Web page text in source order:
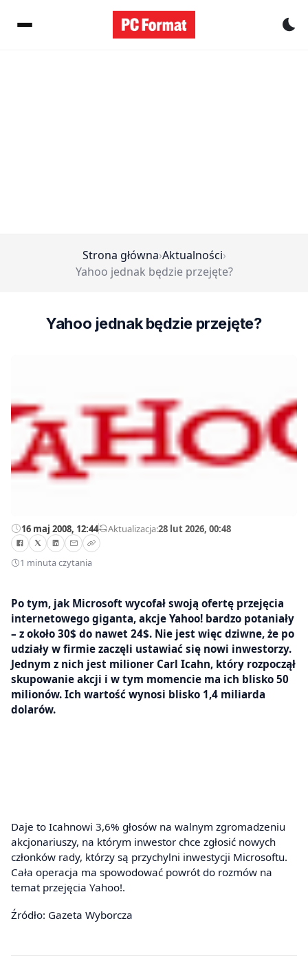
Strona główna›Aktualności›
Yahoo jednak będzie przejęte?
Yahoo jednak będzie przejęte?
16 maj 2008, 12:44—Aktualizacja:28 lut 2026, 00:48
1 minuta czytania
Po tym, jak Microsoft wycofał swoją ofertę przejęcia
internetowego giganta, akcje Yahoo! bardzo potaniały
– z około 30$ do nawet 24$. Nie jest więc dziwne, że po
udziały w firmie zaczęli ustawiać się nowi inwestorzy.
Jednym z nich jest milioner Carl Icahn, który rozpoczął
skupowanie akcji i w tym momencie ma ich blisko 50
milionów. Ich wartość wynosi blisko 1,4 miliarda
dolarów.
Daje to Icahnowi 3,6% głosów na walnym zgromadzeniu
akcjonariuszy, na którym inwestor chce zgłosić nowych
członków rady, którzy są przychylni inwestycji Microsoftu.
Cała operacja ma spowodować powrót do rozmów na
temat przejęcia Yahoo!.
Źródło: Gazeta Wyborcza